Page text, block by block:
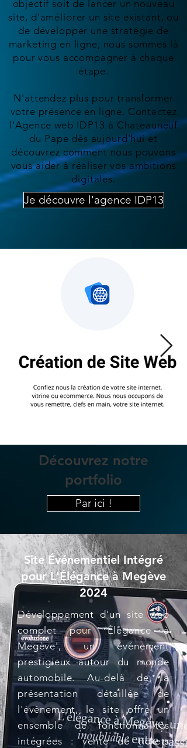
objectif soit de lancer un nouveau
site, d'améliorer un site existant, ou
de développer une stratégie de
marketing en ligne, nous sommes là
pour vous accompagner à chaque
étape.
N'attendez plus pour transformer
votre présence en ligne. Contactez
l'Agence web IDP13 à Chateauneuf
du Pape dès aujourd'hui et
découvrez comment nous pouvons
vous aider à réaliser vos ambitions
digitales.
Je découvre l'agence IDP13
Découvrez notre
portfolio
Par ici !
Site Événementiel Intégré
pour L'Élégance à Megève
2024
Développement d'un site web
complet pour 'Élégance à
Megève', un événement
prestigieux autour du monde
automobile. Au-delà de la
présentation détaillée de
l'événement, le site offre un
ensemble de fonctionnalités
intégrées : vente de tickets